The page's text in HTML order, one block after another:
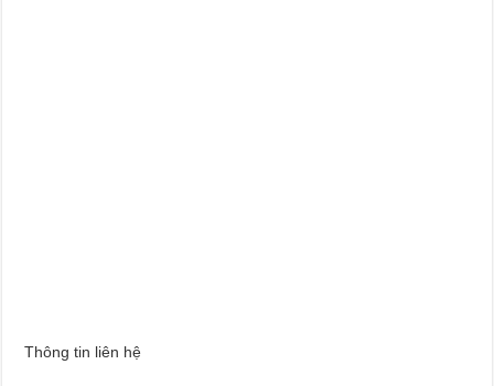
Thông tin liên hệ